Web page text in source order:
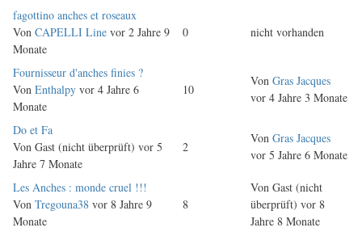
Normales
Thema
fagottino anches et roseaux
Von CAPELLI Line vor 2 Jahre 9
Monate
0 nicht vorhanden
Normales
Thema
Fournisseur d'anches finies ?
Von Enthalpy vor 4 Jahre 6
Monate
10
Von Gras Jacques
vor 4 Jahre 3 Monate
Normales
Thema
Do et Fa
Von Gast (nicht überprüft) vor 5
Jahre 7 Monate
2
Von Gras Jacques
vor 5 Jahre 6 Monate
Normales
Thema
Les Anches : monde cruel !!!
Von Tregouna38 vor 8 Jahre 9
Monate
8
Von Gast (nicht
überprüft) vor 8
Jahre 8 Monate